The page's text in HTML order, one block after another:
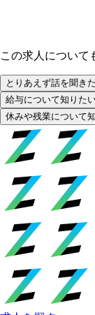
この求人について
とりあえず話を聞き
給与について知りた
休みや残業について